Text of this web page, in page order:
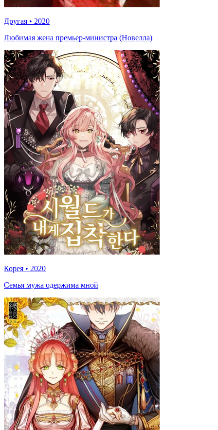
Другая • 2020
Любимая жена премьер-министра (Новелла)
Корея • 2020
Семья мужа одержима мной